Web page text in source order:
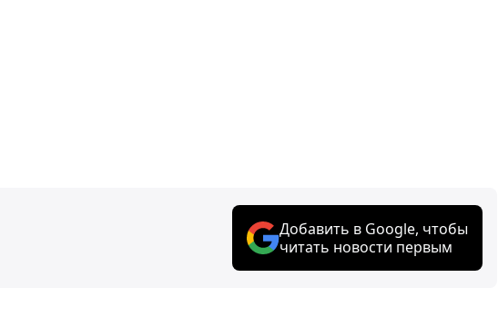
Добавить в Google, чтобы
читать новости первым